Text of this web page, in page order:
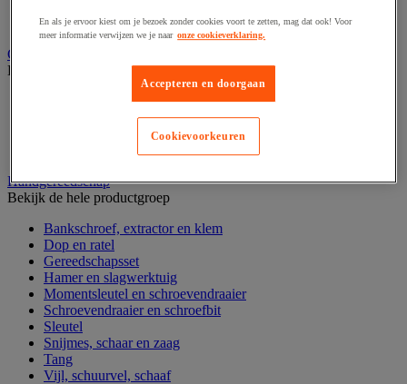
Wandcontactdoos en schakelaar
Gereedschap opbergen
Bekijk de hele productgroep
Assortimentsdoos en gereedschapkoffer
Gereedschapskist en opbergtas
Gereedschapskoffer en versterkte kist
Verrijdbare werktafel
Handgereedschap
Bekijk de hele productgroep
Bankschroef, extractor en klem
Dop en ratel
Gereedschapsset
Hamer en slagwerktuig
Momentsleutel en schroevendraaier
Schroevendraaier en schroefbit
Sleutel
Snijmes, schaar en zaag
Tang
Vijl, schuurvel, schaaf
En als je ervoor kiest om je bezoek zonder cookies voort te zetten, mag dat ook! Voor
meer informatie verwijzen we je naar onze cookieverklaring.
Accepteren en doorgaan
Cookievoorkeuren